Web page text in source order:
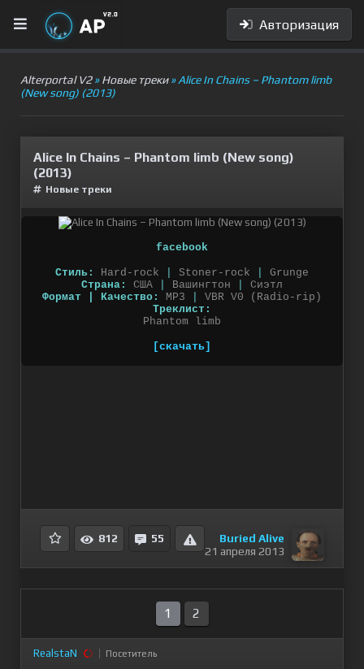
Авторизация
Alterportal V2»Новые треки» Alice In Chains – Phantom limb
(New song) (2013)
Alice In Chains – Phantom limb (New song)
(2013)
Новые треки
facebook
Стиль: Hard-rock Stoner-rock
Grunge
Страна:
США Вашингтон
Сиэтл
Формат | Качество:
MP3
VBR V0 (Radio-rip)
Треклист:
Phantom limb
[скачать]
812 55
Buried Alive
21 апреля 2013
1 2
RealstaN Посетитель